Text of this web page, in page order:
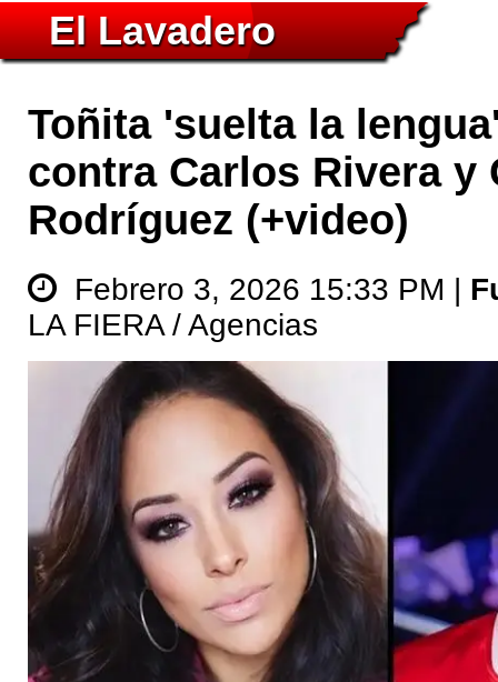
El Lavadero
Toñita 'suelta la
contra Carlos Rivera y
Rodríguez (+video)
Febrero 3, 2026 15:33 PM |
LA FIERA / Agencias